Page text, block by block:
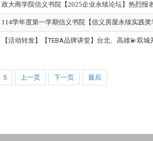
政大商学院信义书院【2025企业永续论坛】热烈报
114学年度第一学期信义书院 【信义房屋永续实践
【活动转发】【TEBA品牌讲堂】台北、高雄💫双城
5 上一页 下一页 最后